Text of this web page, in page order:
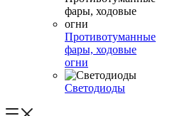
Противотуманные
фары, ходовые
огни
Светодиоды